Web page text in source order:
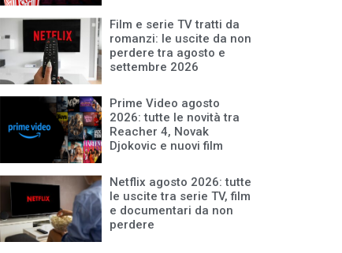
Film e serie TV tratti da
romanzi: le uscite da non
perdere tra agosto e
settembre 2026
Prime Video agosto
2026: tutte le novità tra
Reacher 4, Novak
Djokovic e nuovi film
Netflix agosto 2026: tutte
le uscite tra serie TV, film
e documentari da non
perdere